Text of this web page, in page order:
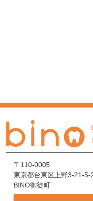
〒110-0005
東京都台東区上野3-21-5-
BINO御徒町